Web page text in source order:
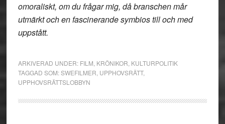
omoraliskt, om du frågar mig, då branschen mår
utmärkt och en fascinerande symbios till och med
uppstått.
ARKIVERAD UNDER: FILM KRÖNIKOR KULTURPOLITIK
TAGGAD SOM:SWEFILMER UPPHOVSRÄTT,
UPPHOVSRÄTTSLOBBYN